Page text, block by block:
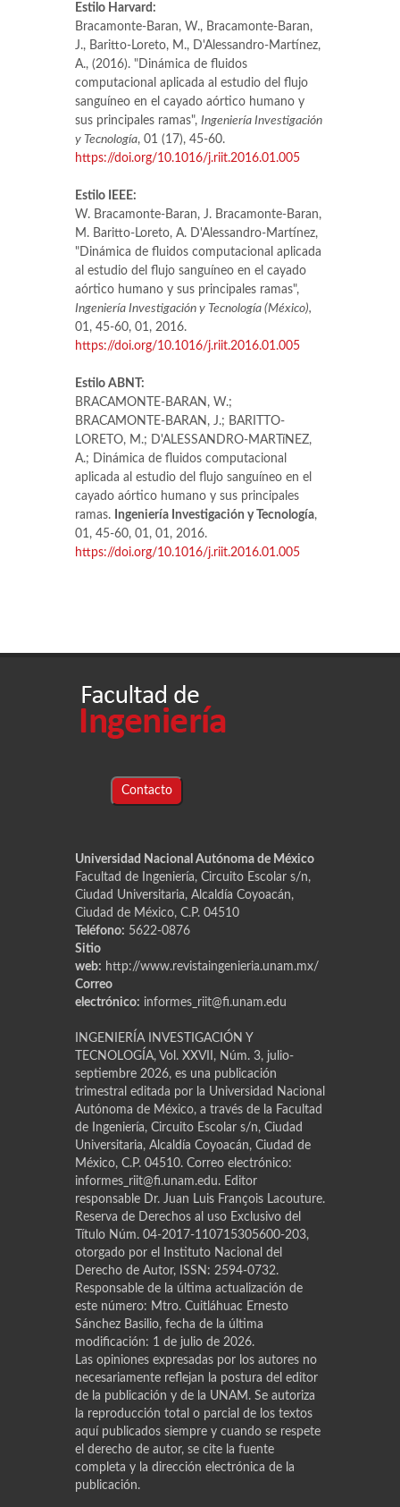
Estilo Harvard:
Bracamonte-Baran, W., Bracamonte-Baran,
J., Baritto-Loreto, M., D'Alessandro-Martínez,
A., (2016). "Dinámica de fluidos
computacional aplicada al estudio del flujo
sanguíneo en el cayado aórtico humano y
sus principales ramas", Ingeniería Investigación
y Tecnología, 01 (17), 45-60.
https://doi.org/10.1016/j.riit.2016.01.005
Estilo IEEE:
W. Bracamonte-Baran, J. Bracamonte-Baran,
M. Baritto-Loreto, A. D'Alessandro-Martínez,
"Dinámica de fluidos computacional aplicada
al estudio del flujo sanguíneo en el cayado
aórtico humano y sus principales ramas",
Ingeniería Investigación y Tecnología (México),
01, 45-60, 01, 2016.
https://doi.org/10.1016/j.riit.2016.01.005
Estilo ABNT:
BRACAMONTE-BARAN, W.;
BRACAMONTE-BARAN, J.; BARITTO-
LORETO, M.; D'ALESSANDRO-MARTíNEZ,
A.; Dinámica de fluidos computacional
aplicada al estudio del flujo sanguíneo en el
cayado aórtico humano y sus principales
ramas. Ingeniería Investigación y Tecnología,
01, 45-60, 01, 01, 2016.
https://doi.org/10.1016/j.riit.2016.01.005
Contacto
Universidad Nacional Autónoma de México
Facultad de Ingeniería, Circuito Escolar s/n,
Ciudad Universitaria, Alcaldía Coyoacán,
Ciudad de México, C.P. 04510
Teléfono: 5622-0876
Sitio
web: http://www.revistaingenieria.unam.mx/
Correo
electrónico: informes_riit@fi.unam.edu
INGENIERÍA INVESTIGACIÓN Y
TECNOLOGÍA, Vol. XXVII, Núm. 3, julio-
septiembre 2026, es una publicación
trimestral editada por la Universidad Nacional
Autónoma de México, a través de la Facultad
de Ingeniería, Circuito Escolar s/n, Ciudad
Universitaria, Alcaldía Coyoacán, Ciudad de
México, C.P. 04510. Correo electrónico:
informes_riit@fi.unam.edu. Editor
responsable Dr. Juan Luis Franҫois Lacouture.
Reserva de Derechos al uso Exclusivo del
Título Núm. 04-2017-110715305600-203,
otorgado por el Instituto Nacional del
Derecho de Autor, ISSN: 2594-0732.
Responsable de la última actualización de
este número: Mtro. Cuitláhuac Ernesto
Sánchez Basilio, fecha de la última
modificación: 1 de julio de 2026.
Las opiniones expresadas por los autores no
necesariamente reflejan la postura del editor
de la publicación y de la UNAM. Se autoriza
la reproducción total o parcial de los textos
aquí publicados siempre y cuando se respete
el derecho de autor, se cite la fuente
completa y la dirección electrónica de la
publicación.